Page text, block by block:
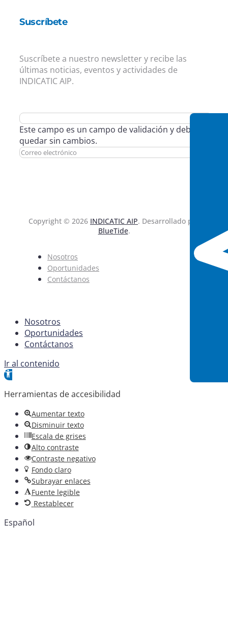
Suscríbete
Suscríbete a nuestro newsletter y recibe las
últimas noticias, eventos y actividades de
INDICATIC AIP.
Este campo es un campo de validación y debe
quedar sin cambios.
Copyright © 2026 INDICATIC AIP. Desarrollado por
BlueTide.
Nosotros
Oportunidades
Contáctanos
Nosotros
Oportunidades
Contáctanos
Ir al contenido
Abrir barra de herramientas
Herramientas de accesibilidad
Aumentar texto
Disminuir texto
Escala de grises
Alto contraste
Contraste negativo
Fondo claro
Subrayar enlaces
Fuente legible
Restablecer
Español